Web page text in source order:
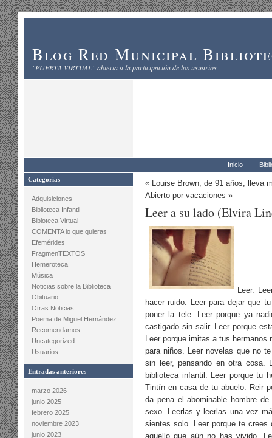
Blog Red Municipal
"PUERTA VIRTUAL" abierta a la participación de los usuarios
Inicio
Categorías
Adquisiciones
Biblioteca Infantil
Bibloteca Virtual
COMENTA lo que quieras
Efemérides
FragmenTEXTOS
Hemeroteca
Música
Noticias sobre la Biblioteca
Obituario
Otras Noticias
Poema de Miguel Hernández
Recomendamos
Uncategorized
Usuarios
Entradas anteriores
marzo 2026
junio 2025
febrero 2025
noviembre 2023
junio 2023
« Louise Brown, de 91 años, lleva
Abierto por vacaciones »
Leer a su lado (Elvira
Leer.
hacer ruido. Leer para dejar que
poner la tele. Leer porque ya
castigado sin salir. Leer porque
Leer porque imitas a tus
para niños. Leer novelas que no
sin leer, pensando en otra cosa.
biblioteca infantil. Leer porque tu
Tintín en casa de tu abuelo. Reir
da pena el abominable hombre
sexo. Leerlas y leerlas una vez
sientes solo. Leer porque te crees
aquello que aún no has vivido.